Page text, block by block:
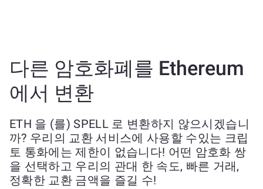
다른 암호화폐를 Ethereum
에서 변환
ETH 을 (를) SPELL 로 변환하지 않으시겠습니
까? 우리의 교환 서비스에 사용할 수있는 크립
토 통화에는 제한이 없습니다! 어떤 암호화 쌍
을 선택하고 우리의 관대 한 속도, 빠른 거래,
정확한 교환 금액을 즐길 수!